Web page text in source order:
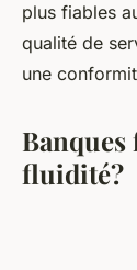
plus fiables
qualité de
une
fluidité?